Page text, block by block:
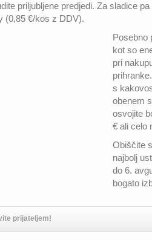
priljubljene predjedi. Za sladice
(0,85 €/kos z DDV).
Posebno
kot so
pri
s
obenem
osvojite
€ ali celo
Obiščite
najbolj
do 6.
bogato
prijateljem!